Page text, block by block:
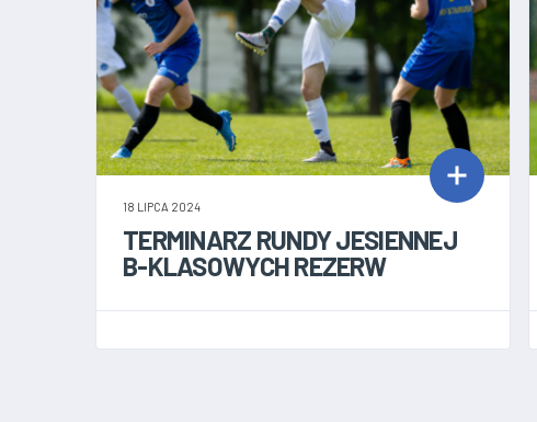
18 LIPCA 2024
TERMINARZ RUNDY JESIENNEJ
B-KLASOWYCH REZERW